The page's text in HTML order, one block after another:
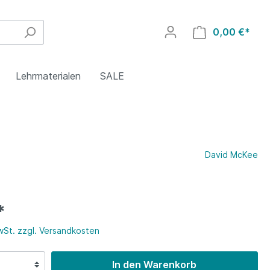
0,00 €*
Lehrmaterialen SALE
Islamischer Religionsunterricht
Türkisch
David McKee
zzgl. Versandkosten
In den Warenkorb